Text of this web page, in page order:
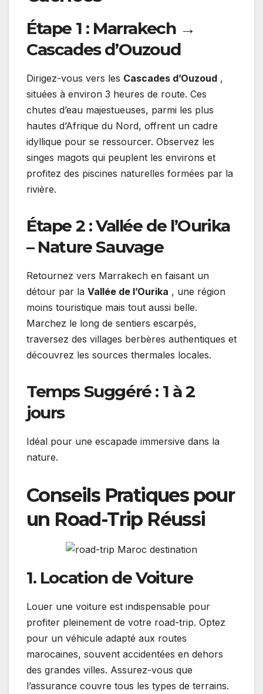
Étape 1 : Marrakech →
Cascades d’Ouzoud
Dirigez-vous vers les Cascades d’Ouzoud ,
situées à environ 3 heures de route. Ces
chutes d’eau majestueuses, parmi les plus
hautes d’Afrique du Nord, offrent un cadre
idyllique pour se ressourcer. Observez les
singes magots qui peuplent les environs et
profitez des piscines naturelles formées par la
rivière.
Étape 2 : Vallée de l’Ourika
– Nature Sauvage
Retournez vers Marrakech en faisant un
détour par la Vallée de l’Ourika , une région
moins touristique mais tout aussi belle.
Marchez le long de sentiers escarpés,
traversez des villages berbères authentiques et
découvrez les sources thermales locales.
Temps Suggéré : 1 à 2
jours
Idéal pour une escapade immersive dans la
nature.
Conseils Pratiques pour
un Road-Trip Réussi
1. Location de Voiture
Louer une voiture est indispensable pour
profiter pleinement de votre road-trip. Optez
pour un véhicule adapté aux routes
marocaines, souvent accidentées en dehors
des grandes villes. Assurez-vous que
l’assurance couvre tous les types de terrains.